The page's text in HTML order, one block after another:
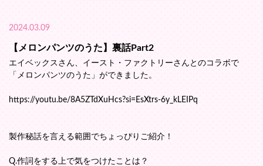
2024.03.09
【メロンパンツのうた】裏話Part2
エイベックスさん、イースト・ファクトリーさんとのコラボで
「メロンパンツのうた」ができました。
https://youtu.be/8A5ZTdXuHcs?si=EsXtrs-6y_kLEIPq
製作秘話を言える範囲でちょっぴりご紹介！
Q.作詞をする上で気をつけたことは？